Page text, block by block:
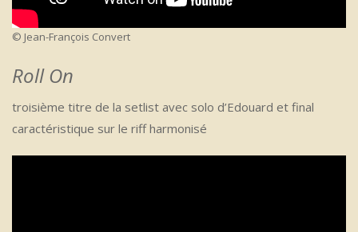
© Jean-François Convert
Roll On
troisième titre de la setlist avec solo d’Edouard et final
caractéristique sur le riff harmonisé